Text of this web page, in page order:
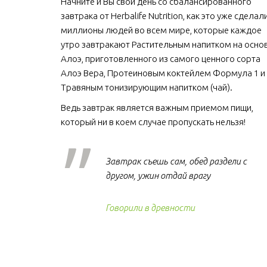
завтрака от Herbalife Nutrition, как это уже
миллионы людей во всем мире, которые каждое
утро завтракают Растительным напитком на
Алоэ, приготовленного из самого ценного сорта
Алоэ Вера, Протеиновым коктейлем Формула 1 и
Травяным тонизирующим напитком (чай).
Ведь завтрак является важным приемом пищи,
который ни в коем случае пропускать нельзя!
Завтрак съешь сам, обед раздели с
другом, ужин отдай врагу
Говорили в древности